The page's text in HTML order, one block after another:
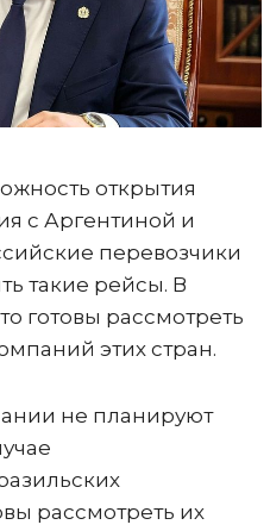
открытия
с Аргентиной и
перевозчики
такие рейсы. В
готовы рассмотреть
этих стран.
не планируют
рассмотреть их